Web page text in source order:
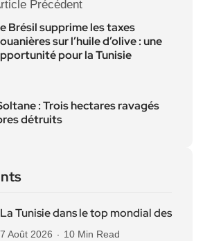
Précédent
Brésil supprime les taxes
sur l’huile d’olive : une
pour la Tunisie
: Trois hectares ravagés
détruits
La Tunisie dans le top mondial des
7 Août 2026 10 Min Read